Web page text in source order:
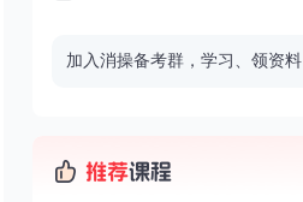
加入消操备考群，学习、领资料